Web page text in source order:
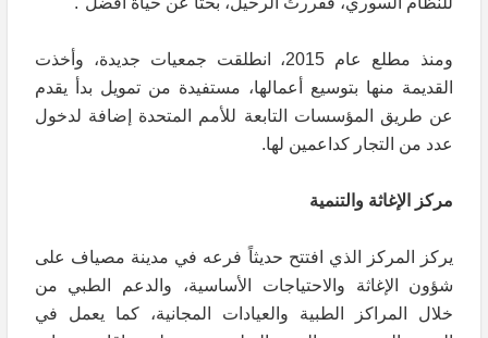
ومنذ مطلع عام 2015، انطلقت جمعيات جديدة، وأخذت
القديمة منها بتوسيع أعمالها، مستفيدة من تمويل بدأ يقدم
عن طريق المؤسسات التابعة للأمم المتحدة إضافة لدخول
عدد من التجار كداعمين لها.
مركز الإغاثة والتنمية
يركز المركز الذي افتتح حديثاً فرعه في مدينة مصياف على
شؤون الإغاثة والاحتياجات الأساسية، والدعم الطبي من
خلال المراكز الطبية والعيادات المجانية، كما يعمل في